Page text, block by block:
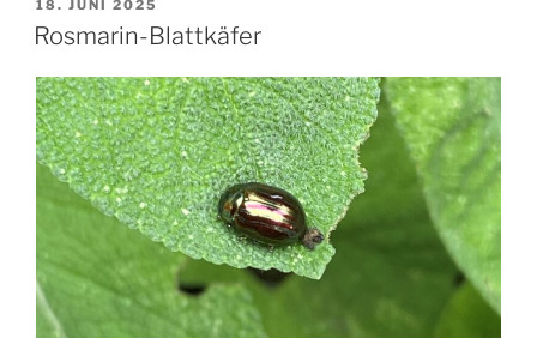
VERÖFFENTLICHT
AM
18. JUNI 2025
Rosmarin-Blattkäfer